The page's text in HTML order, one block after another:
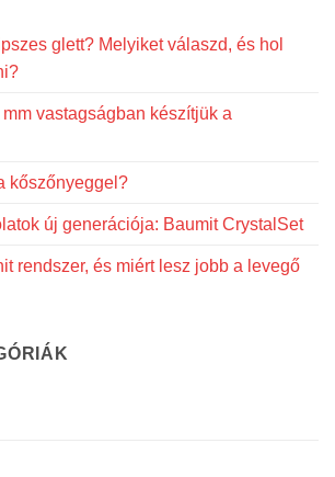
glett? Melyiket válaszd, és hol
vastagságban készítjük a
kőszőnyeggel?
új generációja: Baumit CrystalSet
rendszer, és miért lesz jobb a levegő